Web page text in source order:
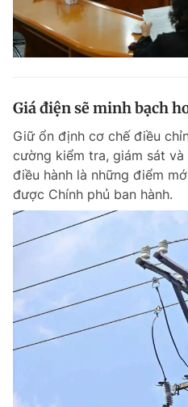
Giá điện sẽ minh bạch
Giữ ổn định cơ chế điều
cường kiểm tra, giám sát
điều hành là những điểm
được Chính phủ ban hành.